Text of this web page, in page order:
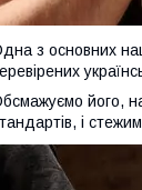
з основних
його,
і